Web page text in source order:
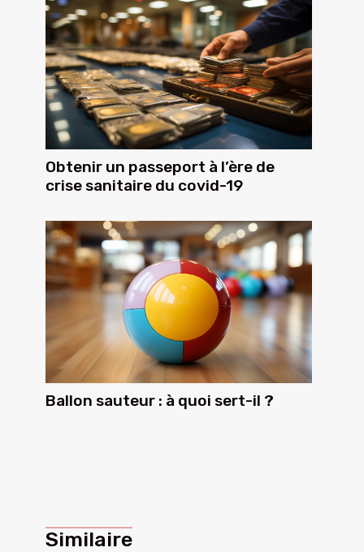
Obtenir un passeport à l’ère de
crise sanitaire du covid-19
Ballon sauteur : à quoi sert-il ?
Similaire